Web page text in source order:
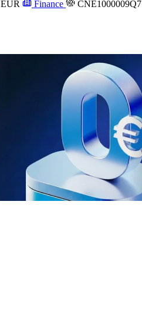
EUR Finance CNE1000009Q7